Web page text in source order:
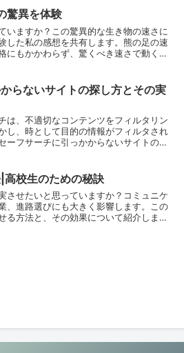
驚異を体験
いますか？この驚異的な生き物の速さに
した私の感想を共有します。熊の足の速
にもかかわらず、驚くべき速さで動くこ
らないサイトの探し方とその実
は、不適切なコンテンツをフィルタリン
し、時として目的の情報がフィルタされ
ーフサーチに引っかからないサイトの探
高校生のための秘訣
させたいと思っていますか？コミュニケ
、進路選びにも大きく影響します。この
る方法と、その効果について紹介しま